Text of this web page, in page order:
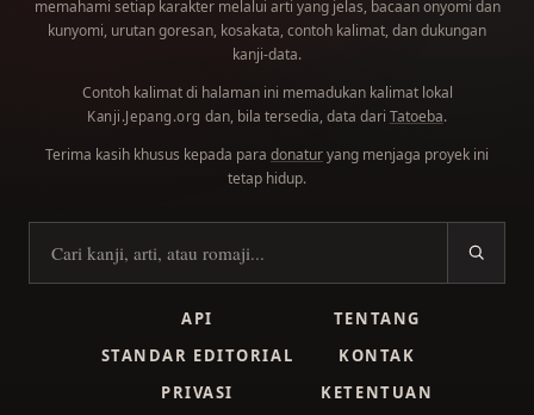
memahami setiap karakter melalui arti yang jelas, bacaan onyomi dan
kunyomi, urutan goresan, kosakata, contoh kalimat, dan dukungan
kanji-data.
Contoh kalimat di halaman ini memadukan kalimat lokal
Kanji.Jepang.org dan, bila tersedia, data dari Tatoeba.
Terima kasih khusus kepada para donaturyang menjaga proyek ini
tetap hidup.
Cari kanji
API
TENTANG
STANDAR EDITORIAL
KONTAK
PRIVASI
KETENTUAN